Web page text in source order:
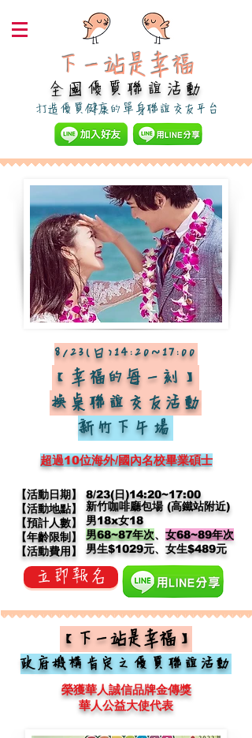
下一站是幸福​
全國優質聯誼活動
​打造優質健康的單身聯誼交友平台
【活動日期】
【活動地點】
【預計人數】
【年齡限制】
【活動費用】
新竹咖啡廳包場 (高鐵站附近)
男18x女18
男68~87年次、 女68~89年次
​男生$1029元、女生$489元
8/23(日)14:20~17:00
【幸福的每一刻 】
換桌聯誼交友活動
新竹下午場
立即報名
超過10位海外/國內名校畢業碩士
【下一站是幸福】
政府機構肯定之優質聯誼活動
8/23(日)14:20~17:00
榮獲華人誠信品牌金傳獎
華人公益大使代表